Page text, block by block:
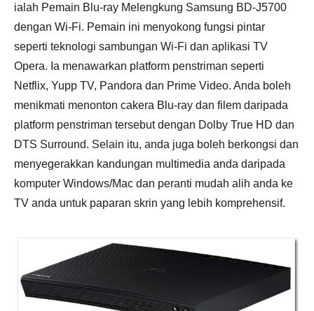
ialah Pemain Blu-ray Melengkung Samsung BD-J5700
dengan Wi-Fi. Pemain ini menyokong fungsi pintar
seperti teknologi sambungan Wi-Fi dan aplikasi TV
Opera. Ia menawarkan platform penstriman seperti
Netflix, Yupp TV, Pandora dan Prime Video. Anda boleh
menikmati menonton cakera Blu-ray dan filem daripada
platform penstriman tersebut dengan Dolby True HD dan
DTS Surround. Selain itu, anda juga boleh berkongsi dan
menyegerakkan kandungan multimedia anda daripada
komputer Windows/Mac dan peranti mudah alih anda ke
TV anda untuk paparan skrin yang lebih komprehensif.